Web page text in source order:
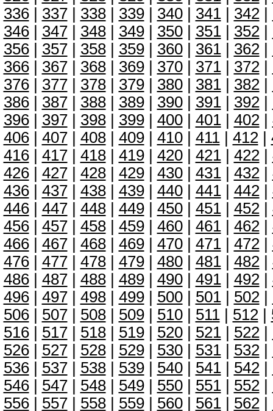
336| 337| 338| 339| 340| 341| 342|
346| 347| 348| 349| 350| 351| 352|
356| 357| 358| 359| 360| 361| 362|
366| 367| 368| 369| 370| 371| 372|
376| 377| 378| 379| 380| 381| 382|
386| 387| 388| 389| 390| 391| 392|
396| 397| 398| 399| 400| 401| 402|
406| 407| 408| 409| 410| 411| 412|
416| 417| 418| 419| 420| 421| 422|
426| 427| 428| 429| 430| 431| 432|
436| 437| 438| 439| 440| 441| 442|
446| 447| 448| 449| 450| 451| 452|
456| 457| 458| 459| 460| 461| 462|
466| 467| 468| 469| 470| 471| 472|
476| 477| 478| 479| 480| 481| 482|
486| 487| 488| 489| 490| 491| 492|
496| 497| 498| 499| 500| 501| 502|
506| 507| 508| 509| 510| 511| 512|
516| 517| 518| 519| 520| 521| 522|
526| 527| 528| 529| 530| 531| 532|
536| 537| 538| 539| 540| 541| 542|
546| 547| 548| 549| 550| 551| 552|
556| 557| 558| 559| 560| 561| 562|